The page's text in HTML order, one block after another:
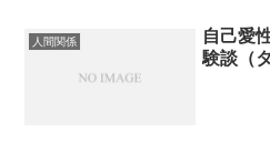
人間関係
自己愛
験談（